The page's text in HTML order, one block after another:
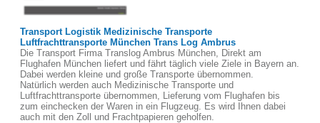
Transport Logistik Medizinische Transporte
Luftfrachttransporte München Trans Log Ambrus
Die Transport Firma Translog Ambrus München, Direkt am
Flughafen München liefert und fährt täglich viele Ziele in Bayern an.
Dabei werden kleine und große Transporte übernommen.
Natürlich werden auch Medizinische Transporte und
Luftfrachttransporte übernommen, Lieferung vom Flughafen bis
zum einchecken der Waren in ein Flugzeug. Es wird Ihnen dabei
auch mit den Zoll und Frachtpapieren geholfen.